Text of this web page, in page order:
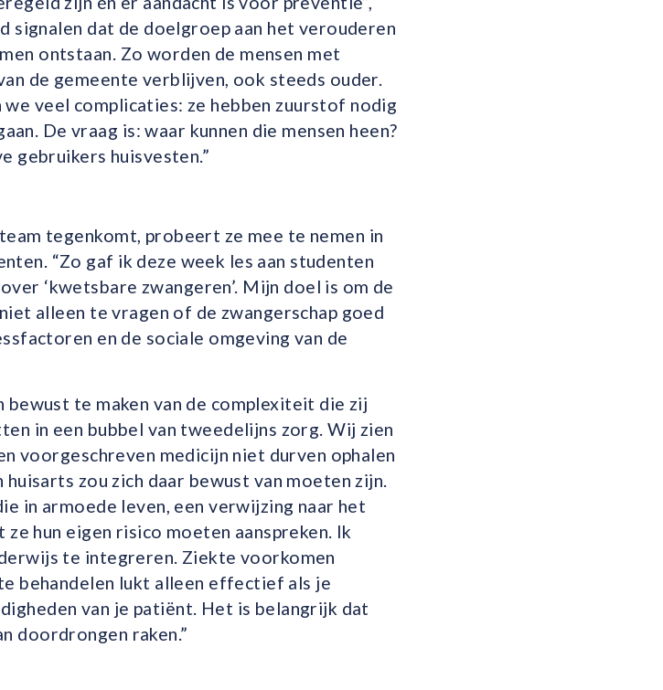
signalen dat de doelgroep aan het verouderen
ontstaan. Zo worden de mensen met
de gemeente verblijven, ook steeds ouder.
veel complicaties: ze hebben zuurstof nodig
De vraag is: waar kunnen die mensen heen?
gebruikers huisvesten.”
tegenkomt, probeert ze mee te nemen in
“Zo gaf ik deze week les aan studenten
‘kwetsbare zwangeren’. Mijn doel is om de
alleen te vragen of de zwangerschap goed
en de sociale omgeving van de
te maken van de complexiteit die zij
in een bubbel van tweedelijns zorg. Wij zien
voorgeschreven medicijn niet durven ophalen
zou zich daar bewust van moeten zijn.
in armoede leven, een verwijzing naar het
hun eigen risico moeten aanspreken. Ik
te integreren. Ziekte voorkomen
behandelen lukt alleen effectief als je
van je patiënt. Het is belangrijk dat
doordrongen raken.”